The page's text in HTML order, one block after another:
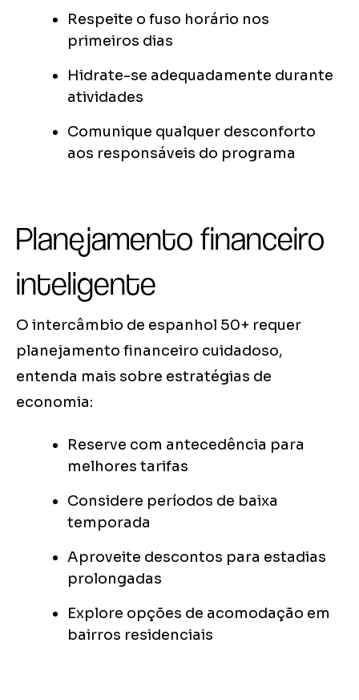
Respeite o fuso horário nos
primeiros dias
Hidrate-se adequadamente durante
atividades
Comunique qualquer desconforto
aos responsáveis do programa
Planejamento financeiro
inteligente
O intercâmbio de espanhol 50+ requer
planejamento financeiro cuidadoso,
entenda mais sobre estratégias de
economia:
Reserve com antecedência para
melhores tarifas
Considere períodos de baixa
temporada
Aproveite descontos para estadias
prolongadas
Explore opções de acomodação em
bairros residenciais